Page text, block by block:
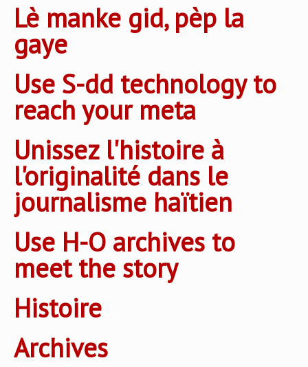
Lè manke gid, pèp la
gaye
Use S-dd technology to
reach your meta
Unissez l'histoire à
l'originalité dans le
journalisme haïtien
Use H-O archives to
meet the story
Histoire
Archives